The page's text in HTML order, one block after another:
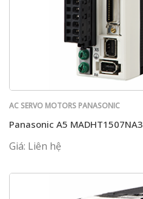
AC SERVO MOTORS PANASONIC
Panasonic A5 MADHT1507NA3
Giá: Liên hệ